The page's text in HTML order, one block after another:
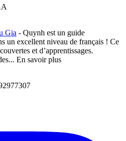
Gia - Quynh est un guide
un excellent niveau de français ! Ce
et d’apprentissages.
... En savoir plus